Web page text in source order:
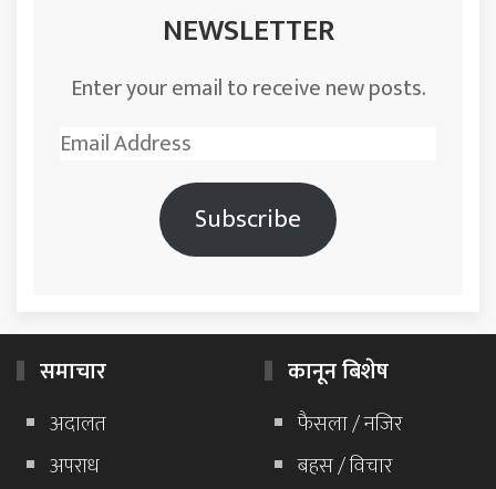
NEWSLETTER
Enter your email to receive new posts.
Email
Subscribe
समाचार
अदालत
अपराध
कानून बिशेष
फैसला / नजिर
बहस / विचार